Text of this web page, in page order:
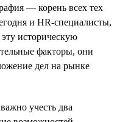
— корень всех тех
и HR-специалисты,
историческую
факторы, они
дел на рынке
учесть два